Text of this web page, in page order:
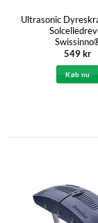
Ultrasonic
549kr
Køb nu